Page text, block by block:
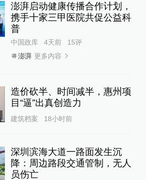
澎湃启动健康传播合作计划，
携手十家三甲医院共促公益科
普
中国政库 4天前 15评
澎湃 更多内容
造价砍半、时间减半，惠州项
目“逼”出真创造力
建筑档案 18小时前
深圳滨海大道一路面发生沉
降：周边路段交通管制，无人
员伤亡